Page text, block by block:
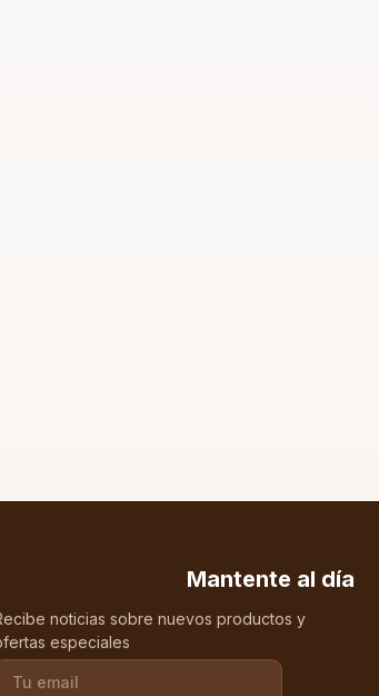
Mantente al día
noticias sobre nuevos productos y
especiales